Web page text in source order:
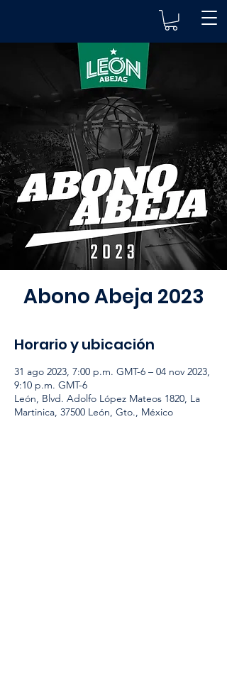
Abono Abeja 2023
Horario y ubicación
31 ago 2023, 7:00 p.m. GMT-6 – 04 nov 2023,
9:10 p.m. GMT-6
León, Blvd. Adolfo López Mateos 1820, La
Martinica, 37500 León, Gto., México